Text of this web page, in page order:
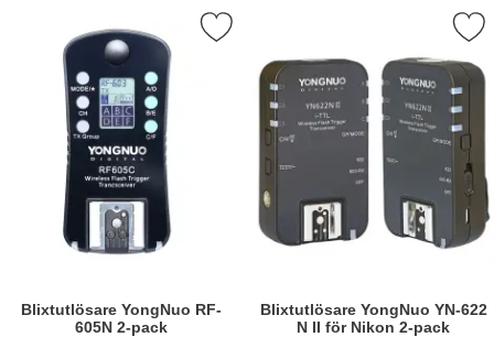
Blixtutlösare YongNuo RF-
605N 2-pack
blixtutlösare YongNuo RF-605N 2-pack som favorit
Blixtutlösare YongNuo YN-622
N II för Nikon 2-pack
Markera blixtutlösare YongNuo YN-